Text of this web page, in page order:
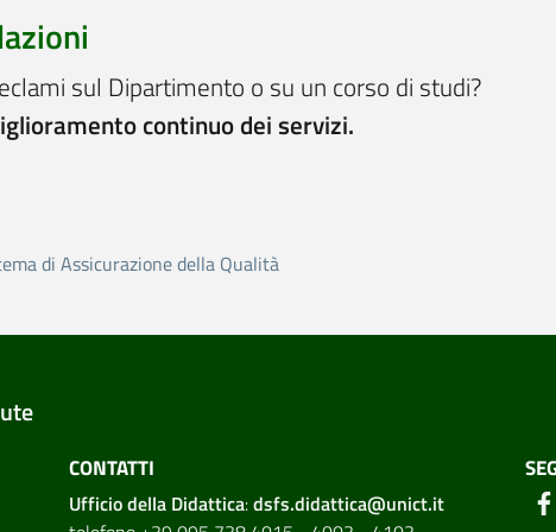
sul Dipartimento o su un corso di studi?
continuo dei servizi.
di Assicurazione della Qualità
CONTATTI
Ufficio della Didattica:dsfs.didattica@unict.it